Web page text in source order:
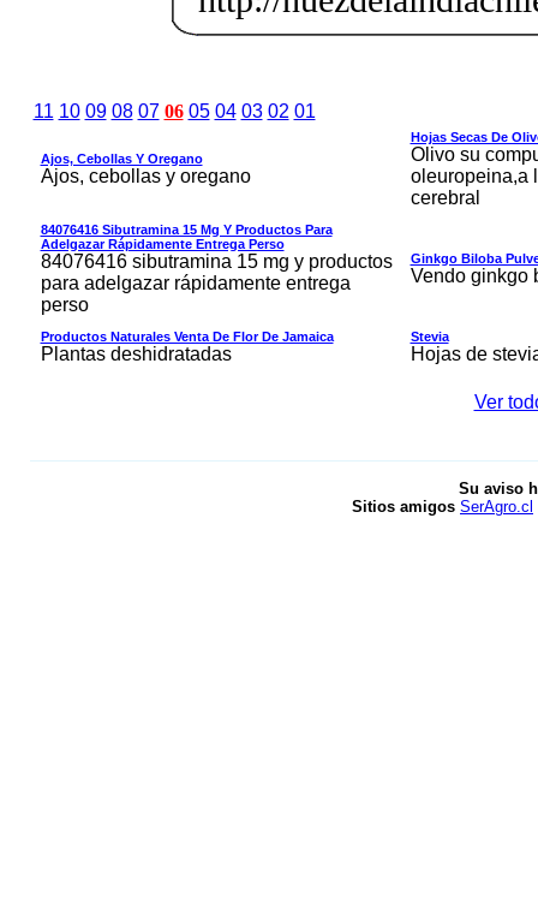
11 10 09 08 07 06 05 04 03 02 01
Ajos, Cebollas Y Oregano
Ajos, cebollas y oregano
Hojas Secas De
Olivo su
oleuropeina,a
cerebral
84076416 Sibutramina 15 Mg Y Productos Para
Adelgazar Rápidamente Entrega Perso
84076416 sibutramina 15 mg y productos
para adelgazar rápidamente entrega
perso
Ginkgo Biloba
Vendo ginkgo
Productos Naturales Venta De Flor De Jamaica
Plantas deshidratadas
Stevia
Hojas de
Ver
Su aviso
Sitios amigos SerAgro.cl